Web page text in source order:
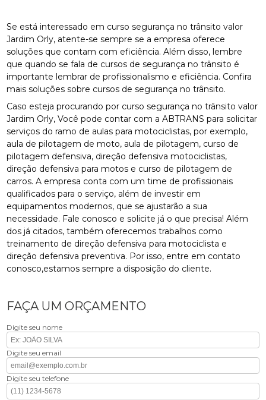
Se está interessado em curso segurança no trânsito valor
Jardim Orly, atente-se sempre se a empresa oferece
soluções que contam com eficiência. Além disso, lembre
que quando se fala de cursos de segurança no trânsito é
importante lembrar de profissionalismo e eficiência. Confira
mais soluções sobre cursos de segurança no trânsito.
Caso esteja procurando por curso segurança no trânsito valor
Jardim Orly, Você pode contar com a ABTRANS para solicitar
serviços do ramo de aulas para motociclistas, por exemplo,
aula de pilotagem de moto, aula de pilotagem, curso de
pilotagem defensiva, direção defensiva motociclistas,
direção defensiva para motos e curso de pilotagem de
carros. A empresa conta com um time de profissionais
qualificados para o serviço, além de investir em
equipamentos modernos, que se ajustarão a sua
necessidade. Fale conosco e solicite já o que precisa! Além
dos já citados, também oferecemos trabalhos como
treinamento de direção defensiva para motociclista e
direção defensiva preventiva. Por isso, entre em contato
conosco,estamos sempre a disposição do cliente.
FAÇA UM ORÇAMENTO
Digite seu nome
Digite seu email
Digite seu telefone